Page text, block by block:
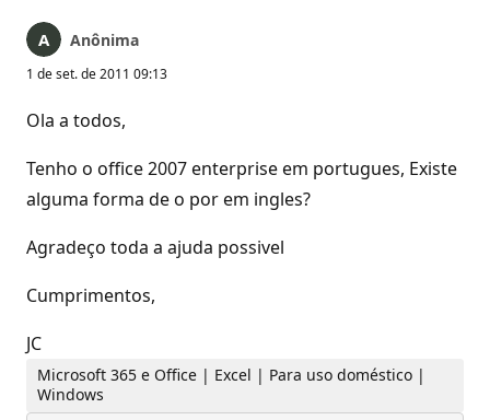
Anônima
1 de set. de 2011 09:13
Ola a todos,
Tenho o office 2007 enterprise em portugues, Existe
alguma forma de o por em ingles?
Agradeço toda a ajuda possivel
Cumprimentos,
JC
Microsoft 365 e Office | Excel | Para uso doméstico |
Windows